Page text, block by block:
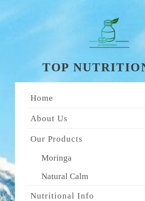
TOP
Home
About Us
Our Products
Moringa
Natural Calm
Nutritional Info